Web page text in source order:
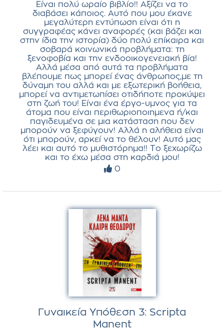
Είναι πολύ ωραίο βιβλίο!! Αξίζει να το
διαβάσει κάποιος. Αυτό που μου έκανε
μεγαλύτερη εντύπωση είναι ότι η
συγγραφέας κάνει αναφορές (και βάζει και
στην ίδια την ιστορία) δύο πολύ επίκαιρα και
σοβαρά κοινωνικά προβλήματα: τη
ξενοφοβία και την ενδοοικογενειακή βία!
Αλλά μέσα από αυτά τα προβλήματα
βλέπουμε πως μπορεί ένας άνθρωπος,με τη
δύναμη του αλλά και με εξωτερική βοήθεια,
μπορεί να αντιμετωπίσει οτιδήποτε προκύψει
στη ζωή του! Είναι ένα έργο-υμνος για τα
άτομα που είναι περιθωριοποιημενα ή/και
παγιδευμένα σε μια κατάσταση που δεν
μπορούν να ξεφύγουν! Αλλά η αλήθεια είναι
ότι μπορούν, αρκεί να το θέλουν! Αυτό μας
λέει και αυτό το μυθιστόρημα!! Το ξεχωρίζω
και το έχω μέσα στη καρδιά μου!
0
Γυναικεία Υπόθεση 3: Scripta
Manent